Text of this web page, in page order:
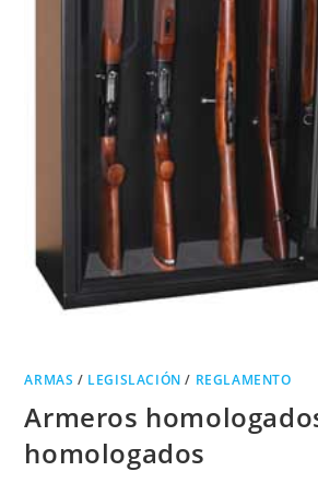
ARMAS / LEGISLACIÓN / REGLAMENTO
Armeros
homologados